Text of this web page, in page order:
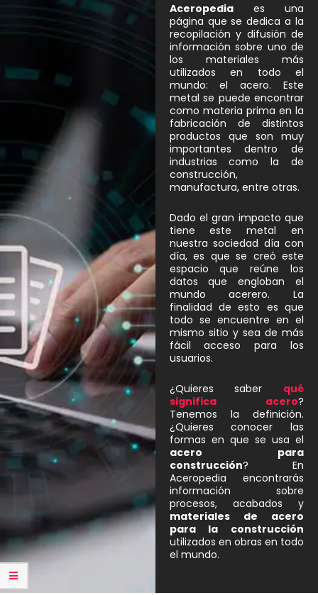
Aceropediaes una
página que se dedica a la
recopilación y difusión de
información sobre uno de
los materiales más
utilizados en todo el
mundo: el acero. Este
metal se puede encontrar
como materia prima en la
fabricación de distintos
productos que son muy
importantes dentro de
industrias como la de
construcción,
manufactura, entre otras.
Dado el gran impacto que
tiene este metal en
nuestra sociedad día con
día, es que se creó este
espacio que reúne los
datos que engloban el
mundo acerero. La
finalidad de esto es que
todo se encuentre en el
mismo sitio y sea de más
fácil acceso para los
usuarios.
¿Quieres saber qué
significa acero?
Tenemos la definición.
¿Quieres conocer las
formas en que se usa el
acero para
construcción? En
Aceropedia encontrarás
información sobre
procesos, acabados y
materiales de acero
para la construcción
utilizados en obras en todo
el mundo.